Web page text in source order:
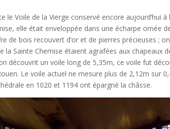
le Voile de la Vierge conservé encore
elle était enveloppée dans une écharpe ornée
de bois recouvert d’or et de pierres précieuses ;
la Sainte Chemise étaient agrafées aux chapeaux
découvrit un voile long de 5,35m, ce voile fut
Le voile actuel ne mesure plus de 2,12m sur
en 1020 et 1194 ont épargné la châsse.